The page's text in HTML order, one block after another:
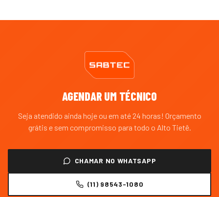
AGENDAR UM TÉCNICO
Seja atendido ainda hoje ou em até 24 horas! Orçamento
grátis e sem compromisso para todo o Alto Tietê.
CHAMAR NO WHATSAPP
(11) 98543-1080